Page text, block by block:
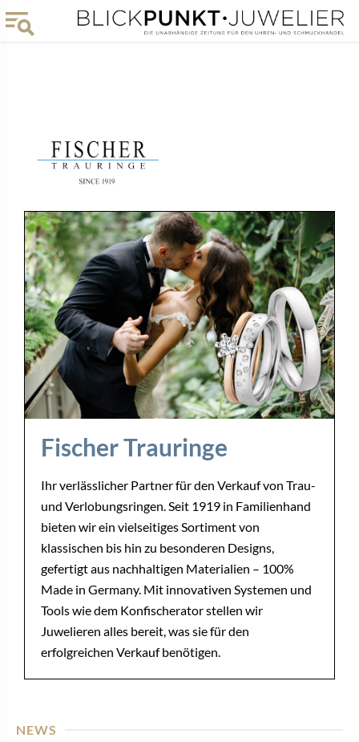
Fischer Trauringe
Ihr verlässlicher Partner für den Verkauf von Trau-
und Verlobungsringen. Seit 1919 in Familienhand
bieten wir ein vielseitiges Sortiment von
klassischen bis hin zu besonderen Designs,
gefertigt aus nachhaltigen Materialien – 100%
Made in Germany. Mit innovativen Systemen und
Tools wie dem Konfischerator stellen wir
Juwelieren alles bereit, was sie für den
erfolgreichen Verkauf benötigen.
NEWS